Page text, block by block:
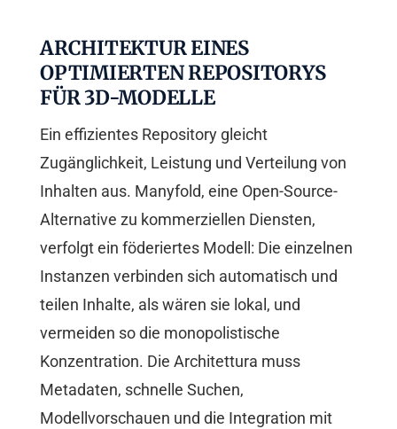
ARCHITEKTUR EINES
OPTIMIERTEN REPOSITORYS
FÜR 3D-MODELLE
Ein effizientes Repository gleicht
Zugänglichkeit, Leistung und Verteilung von
Inhalten aus. Manyfold, eine Open-Source-
Alternative zu kommerziellen Diensten,
verfolgt ein föderiertes Modell: Die einzelnen
Instanzen verbinden sich automatisch und
teilen Inhalte, als wären sie lokal, und
vermeiden so die monopolistische
Konzentration. Die Architettura muss
Metadaten, schnelle Suchen,
Modellvorschauen und die Integration mit